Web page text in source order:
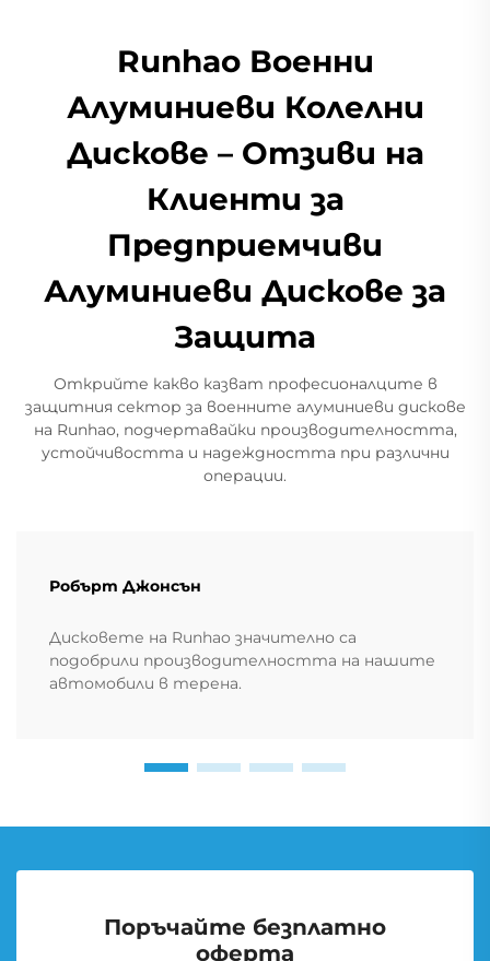
Runhao Военни
Алуминиеви Колелни
Дискове – Отзиви на
Клиенти за
Предприемчиви
Алуминиеви Дискове за
Защита
Открийте какво казват професионалците в
защитния сектор за военните алуминиеви дискове
на Runhao, подчертавайки производителността,
устойчивостта и надеждността при различни
операции.
Робърт Джонсън
Дисковете на Runhao значително са
подобрили производителността на нашите
автомобили в терена.
Поръчайте безплатно
оферта